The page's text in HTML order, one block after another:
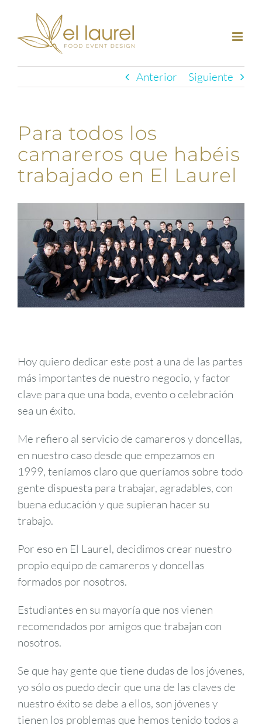
contenido
Anterior Siguiente
Para todos los
camareros que habéis
trabajado en El Laurel
Hoy quiero dedicar este post a una de las partes
más importantes de nuestro negocio, y factor
clave para que una boda, evento o celebración
sea un éxito.
Me refiero al servicio de camareros y doncellas,
en nuestro caso desde que empezamos en
1999, teníamos claro que queríamos sobre todo
gente dispuesta para trabajar, agradables, con
buena educación y que supieran hacer su
trabajo.
Por eso en El Laurel, decidimos crear nuestro
propio equipo de camareros y doncellas
formados por nosotros.
Estudiantes en su mayoría que nos vienen
recomendados por amigos que trabajan con
nosotros.
Se que hay gente que tiene dudas de los jóvenes,
yo sólo os puedo decir que una de las claves de
nuestro éxito se debe a ellos, son jóvenes y
tienen los problemas que hemos tenido todos a